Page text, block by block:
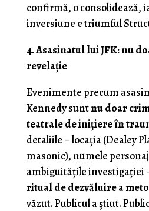
confirmă, o consolidează,
inversiune e triumful
4. Asasinatul lui JFK: nu
revelație
Evenimente precum
Kennedy suntnu doar
teatrale de inițiere în
detaliile – locația (Dealey
masonic), numele
ambiguitățile investigației
ritual de dezvăluire a
văzut. Publicul a știut.